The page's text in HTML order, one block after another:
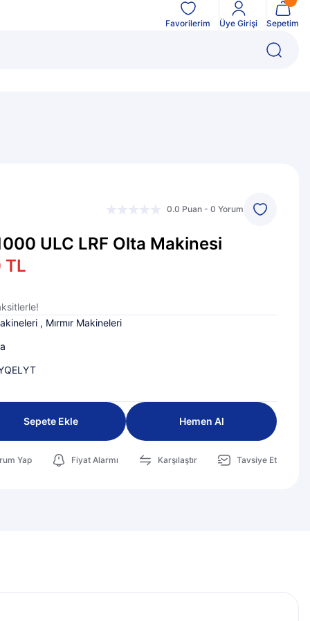
Favorilerim Üye Girişi Sepetim
0.0 Puan - 0 Yorum
ULC LRF Olta Makinesi
TL
, Mırmır Makineleri
Sepete Ekle Hemen Al
Yap Fiyat Alarmı Karşılaştır Tavsiye Et